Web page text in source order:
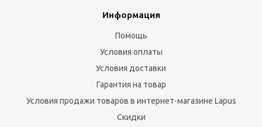
Информация
Помощь
Условия оплаты
Условия доставки
Гарантия на товар
Условия продажи товаров в интернет-магазине Lapus
Скидки